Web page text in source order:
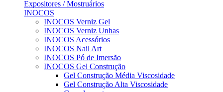
Expositores / Mostruários
INOCOS
INOCOS Verniz Gel
INOCOS Verniz Unhas
INOCOS Acessórios
INOCOS Nail Art
INOCOS Pó de Imersão
INOCOS Gel Construção
Gel Construção Média Viscosidade
Gel Construção Alta Viscosidade